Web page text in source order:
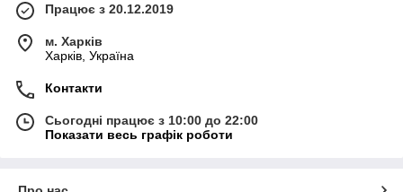
Працює з 20.12.2019
м. Харків
Харків, Україна
Контакти
Сьогодні працює з 10:00 до 22:00
Показати весь графік роботи